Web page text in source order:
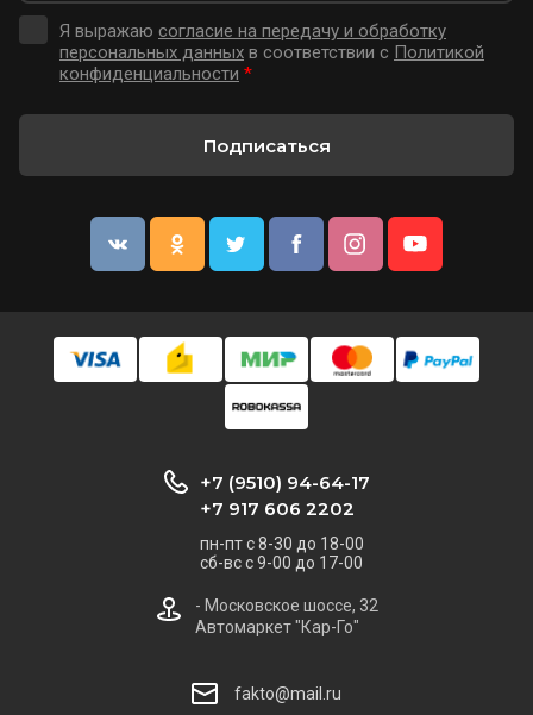
Я выражаю согласие на передачу и обработку
персональных данных в соответствии с Политикой
конфиденциальности *
Подписаться
+7 (9510) 94-64-17
+7 917 606 2202
пн-пт с 8-30 до 18-00
сб-вс с 9-00 до 17-00
- Московское шоссе, 32
Автомаркет "Кар-Го"
fakto@mail.ru